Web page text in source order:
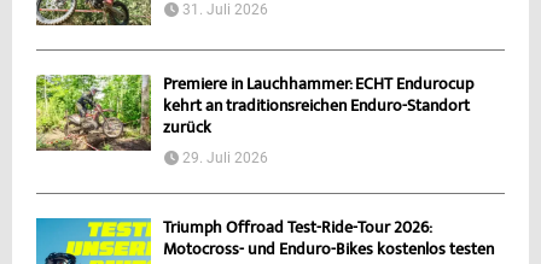
31. Juli 2026
Premiere in Lauchhammer: ECHT Endurocup
kehrt an traditionsreichen Enduro-Standort
zurück
29. Juli 2026
Triumph Offroad Test-Ride-Tour 2026:
Motocross- und Enduro-Bikes kostenlos testen